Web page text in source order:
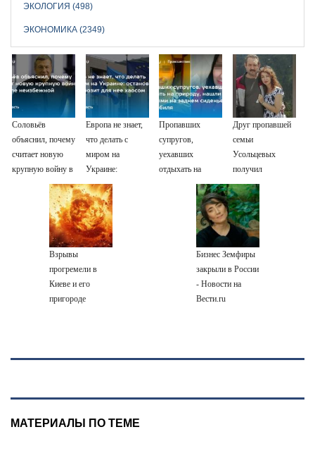
ЭКОЛОГИЯ (498)
ЭКОНОМИКА (2349)
Соловьёв
объяснил, почему
считает новую
крупную войну в
неизбежной
Европа не знает,
что делать с
миром на
Украине:
остановка боев
грозит для нее
хаосом
Пропавших
супругов,
уехавших
отдыхать на
природу, нашли
мертвыми на
заднем сиденье
автомобиля
Друг пропавшей
семьи
Усольцевых
получил
аудиосообщение
от них
Взрывы
прогремели в
Киеве и его
пригороде
Бизнес Земфиры
закрыли в России
- Новости на
Вести.ru
МАТЕРИАЛЫ ПО ТЕМЕ